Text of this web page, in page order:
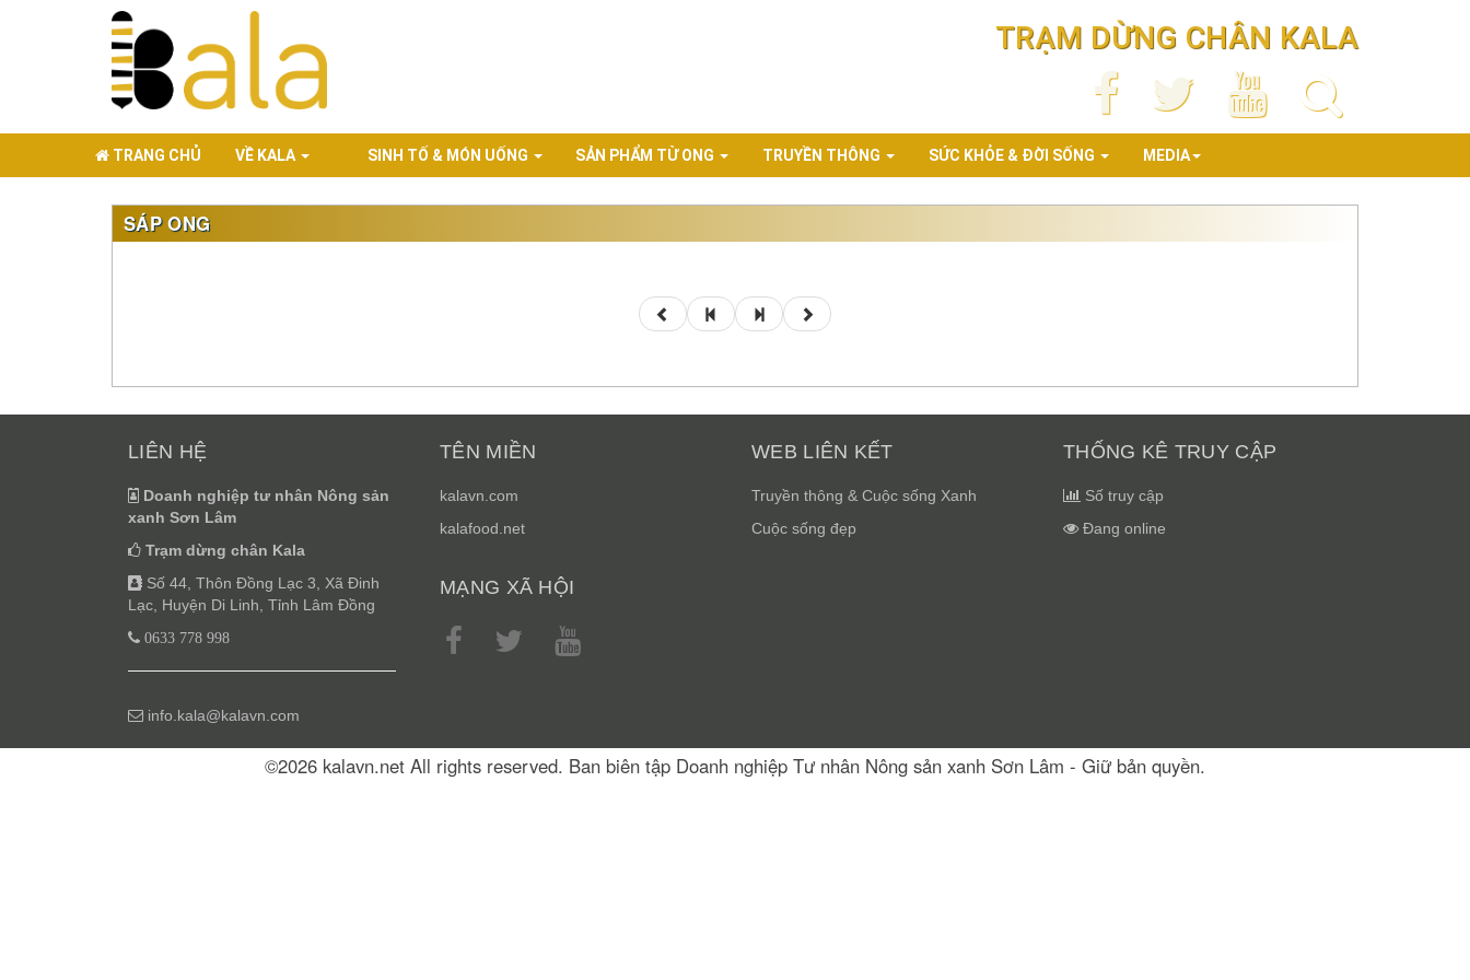
TRẠM DỪNG CHÂN KALA
TRANG CHỦ VỀ KALA SINH TỐ & MÓN UỐNG SẢN PHẨM TỪ ONG TRUYỀN THÔNG SỨC KHỎE & ĐỜI SỐNG MEDIA
SÁP ONG
LIÊN HỆ
Doanh nghiệp tư nhân Nông sản
xanh Sơn Lâm
Trạm dừng chân Kala
Số 44, Thôn Đồng Lạc 3, Xã Đinh
Lạc, Huyện Di Linh, Tỉnh Lâm Đồng
0633 778 998
info.kala@kalavn.com
TÊN MIỀN
kalavn.com
kalafood.net
MẠNG XÃ HỘI
WEB LIÊN KẾT
Truyền thông & Cuộc sống Xanh
Cuộc sống đẹp
THỐNG KÊ TRUY CẬP
Số truy cập
Đang online
©2026 kalavn.net All rights reserved. Ban biên tập Doanh nghiệp Tư nhân Nông sản xanh Sơn Lâm - Giữ bản quyền.